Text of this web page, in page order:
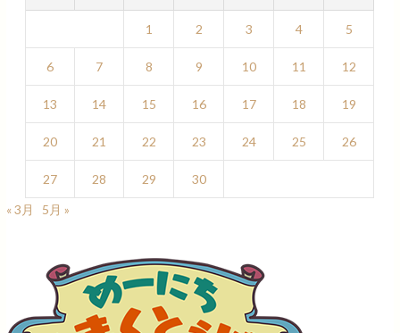
1 2 3 4 5
6 7 8 9 10 11 12
13 14 15 16 17 18 19
20 21 22 23 24 25 26
27 28 29
30
« 3月
5月 »